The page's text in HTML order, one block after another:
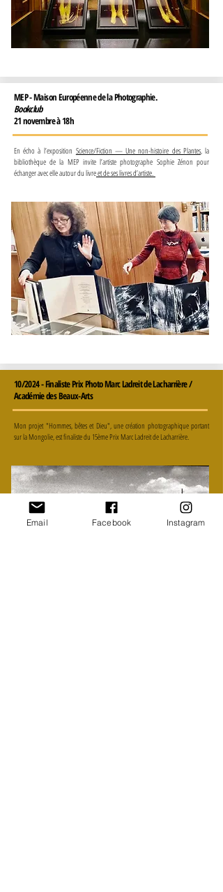
MEP - Maison Européenne de la Photographie.
Bookclub
21 novembre à 18h
En écho à l’exposition Science/Fiction — Une non-histoire des Plantes, la
bibliothèque de la MEP invite l’artiste photographe Sophie Zénon pour
échanger avec elle autour du livreet de ses livres d’artiste.
10/2024 - Finaliste Prix Photo Marc Ladreit de Lacharrière /
Académie des Beaux-Arts
Mon projet "Hommes, bêtes et Dieu", une création photographique portant
sur la Mongolie, est finaliste du 15ème Prix Marc Ladreit de Lacharrière.
Email Facebook Instagram